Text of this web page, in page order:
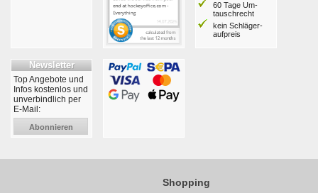
60 Tage Um­
tausch­recht
kein Schläger­
aufpreis
Newsletter
Top Angebote und
Infos kostenlos und
unverbindlich per
E-Mail:
Abonnieren
Shopping